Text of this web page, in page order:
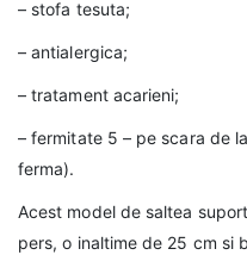
– stofa tesuta;
– antialergica;
– tratament acarieni;
– fermitate 5 – pe scara de
ferma).
Acest model de saltea
pers, o inaltime de 25 cm si